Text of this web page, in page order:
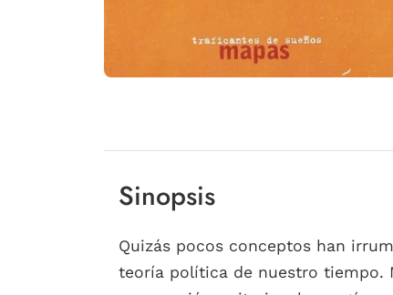
Sinopsis
Quizás pocos conceptos han
teoría política de nuestro tiempo.